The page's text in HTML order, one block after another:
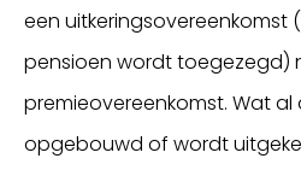
een uitkeringsovereenkomst
pensioen wordt toegezegd)
premieovereenkomst. Wat al
opgebouwd of wordt